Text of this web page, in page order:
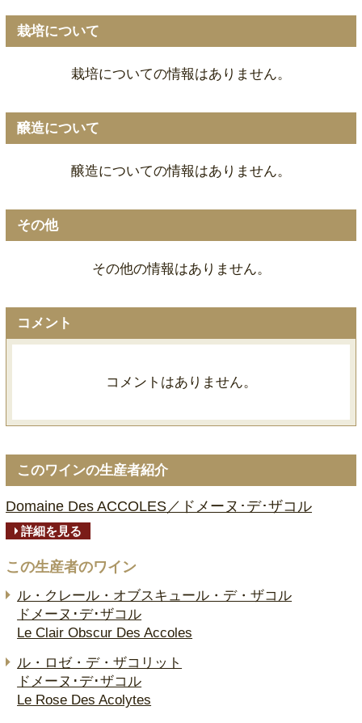
栽培について
栽培についての情報はありません。
醸造について
醸造についての情報はありません。
その他
その他の情報はありません。
コメント
コメントはありません。
このワインの生産者紹介
Domaine Des ACCOLES／ドメーヌ･デ･ザコル
詳細を見る
この生産者のワイン
ル・クレール・オブスキュール・デ・ザコル
ドメーヌ･デ･ザコル
Le Clair Obscur Des Accoles
ル・ロゼ・デ・ザコリット
ドメーヌ･デ･ザコル
Le Rose Des Acolytes